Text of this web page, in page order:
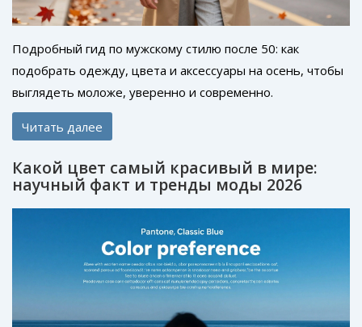
Подробный гид по мужскому стилю после 50: как
подобрать одежду, цвета и аксессуары на осень, чтобы
выглядеть моложе, уверенно и современно.
Читать далее
Какой цвет самый красивый в мире:
научный факт и тренды моды 2026